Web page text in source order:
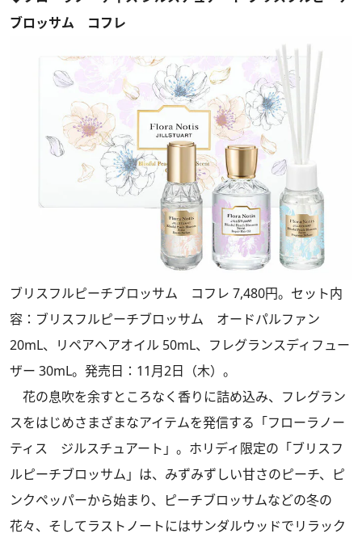
ブロッサム コフレ
ブリスフルピーチブロッサム コフレ 7,480円。セット内
容：ブリスフルピーチブロッサム オードパルファン
20mL、リペアヘアオイル 50mL、フレグランスディフュー
ザー 30mL。発売日：11月2日（木）。
花の息吹を余すところなく香りに詰め込み、フレグラン
スをはじめさまざまなアイテムを発信する「フローラノー
ティス ジルスチュアート」。ホリディ限定の「ブリスフ
ルピーチブロッサム」は、みずみずしい甘さのピーチ、ピ
ンクペッパーから始まり、ピーチブロッサムなどの冬の
花々、そしてラストノートにはサンダルウッドでリラック